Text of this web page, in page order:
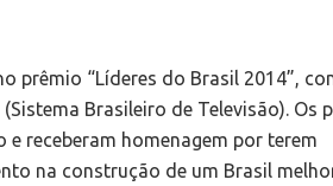
prêmio “Líderes do Brasil 2014”,
Brasileiro de Televisão). Os
receberam homenagem por terem
na construção de um Brasil